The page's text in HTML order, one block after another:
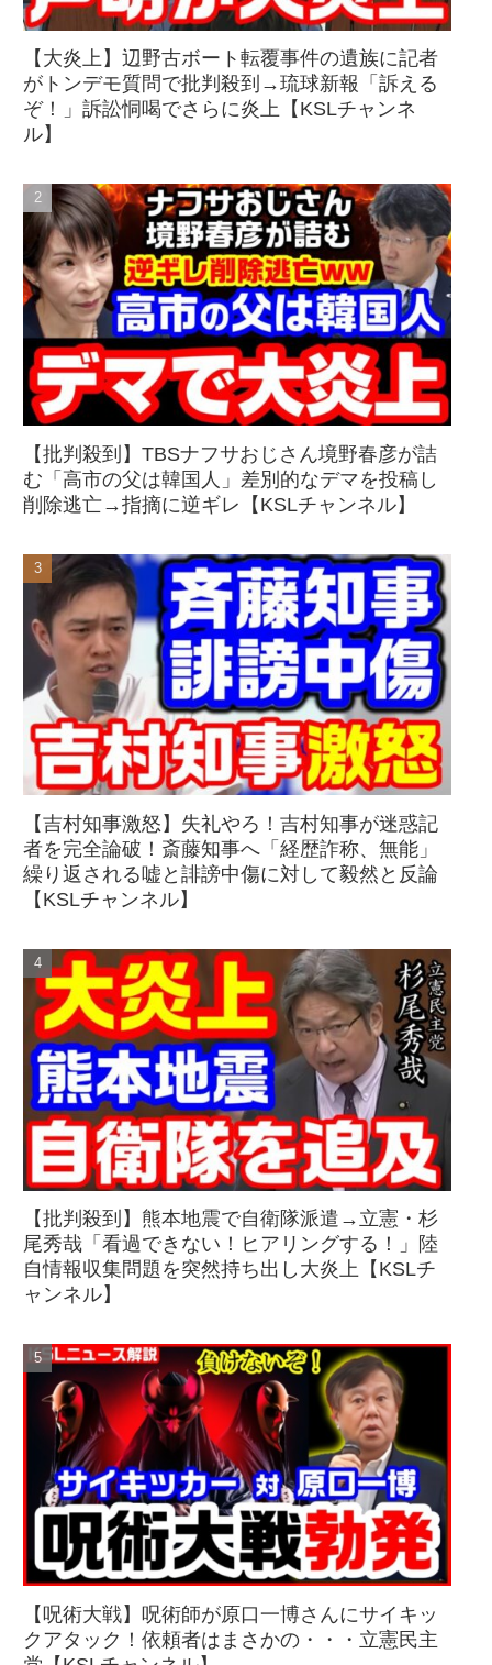
【大炎上】辺野古ボート転覆事件の遺族に記者
がトンデモ質問で批判殺到→琉球新報「訴える
ぞ！」訴訟恫喝でさらに炎上【KSLチャンネ
ル】
【批判殺到】TBSナフサおじさん境野春彦が詰
む「高市の父は韓国人」差別的なデマを投稿し
削除逃亡→指摘に逆ギレ【KSLチャンネル】
【吉村知事激怒】失礼やろ！吉村知事が迷惑記
者を完全論破！斎藤知事へ「経歴詐称、無能」
繰り返される嘘と誹謗中傷に対して毅然と反論
【KSLチャンネル】
【批判殺到】熊本地震で自衛隊派遣→立憲・杉
尾秀哉「看過できない！ヒアリングする！」陸
自情報収集問題を突然持ち出し大炎上【KSLチ
ャンネル】
【呪術大戦】呪術師が原口一博さんにサイキッ
クアタック！依頼者はまさかの・・・立憲民主